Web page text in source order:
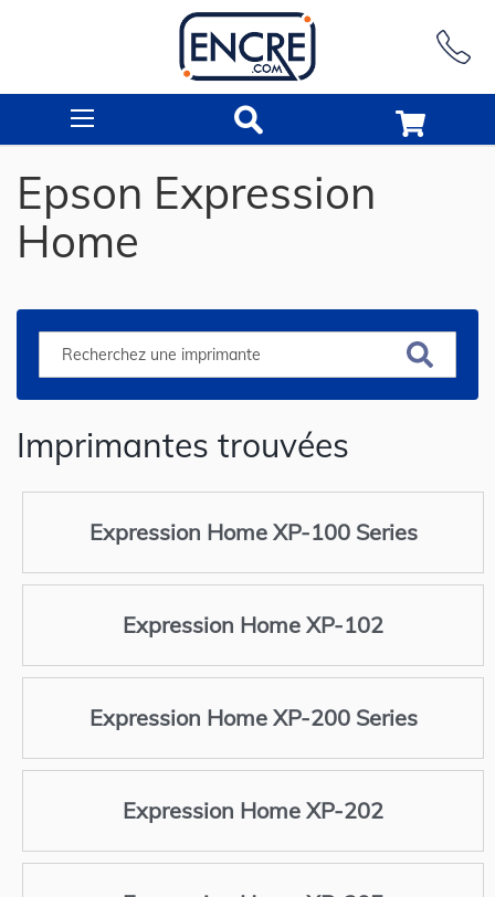
Epson Expression
Home
Imprimantes trouvées
Expression Home XP-100 Series
Expression Home XP-102
Expression Home XP-200 Series
Expression Home XP-202